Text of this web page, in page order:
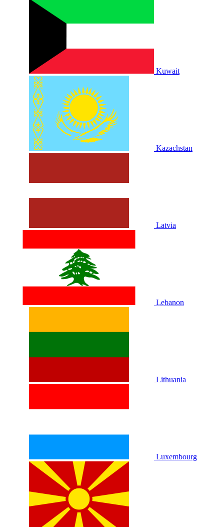
Kuwait
Kazachstan
Latvia
Lebanon
Lithuania
Luxembourg